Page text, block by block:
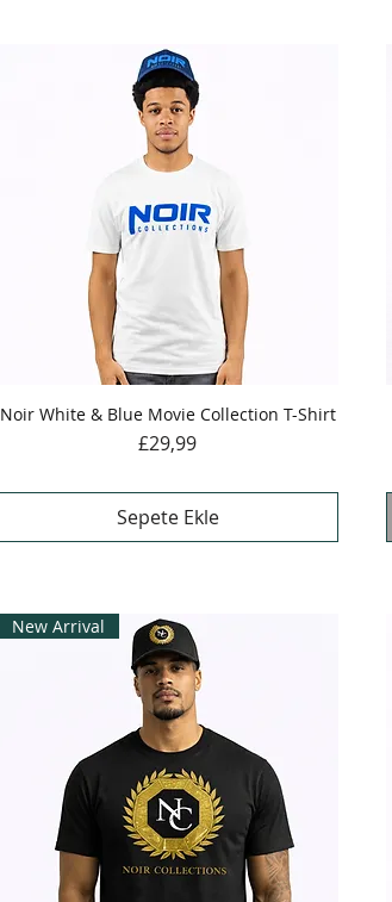
Hızlı Bakış
Noir White & Blue Movie Collection T-Shirt
Fiyat
£29,99
Sepete Ekle
New Arrival